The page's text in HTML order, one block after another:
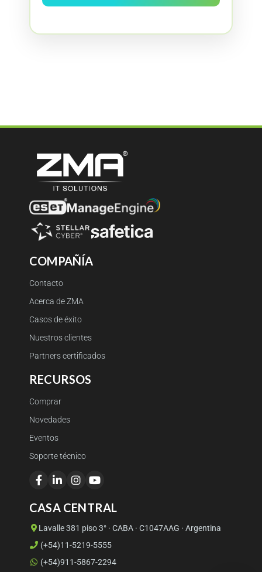
COMPAÑÍA
Contacto
Acerca de ZMA
Casos de éxito
Nuestros clientes
Partners certificados
RECURSOS
Comprar
Novedades
Eventos
Soporte técnico
CASA CENTRAL
Lavalle 381 piso 3° · CABA · C1047AAG · Argentina
(+54)11-5219-5555
(+54)911-5867-2294